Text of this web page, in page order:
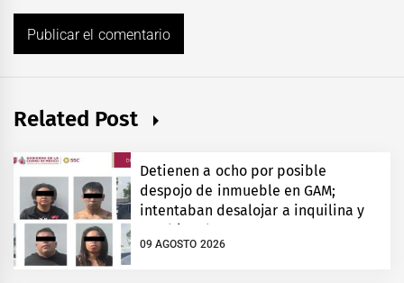
Related Post
Detienen a ocho por posible
despojo de inmueble en GAM;
intentaban desalojar a inquilina y
cambiar chapas
09 AGOSTO 2026